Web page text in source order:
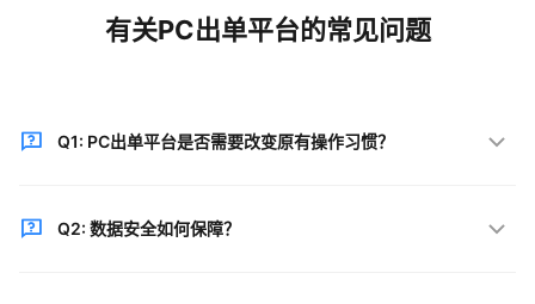
有关PC出单平台的常见问题
Q1: PC出单平台是否需要改变原有操作习惯？
友好，新员工快速上手，零培训成本。
Q2: 数据安全如何保障？